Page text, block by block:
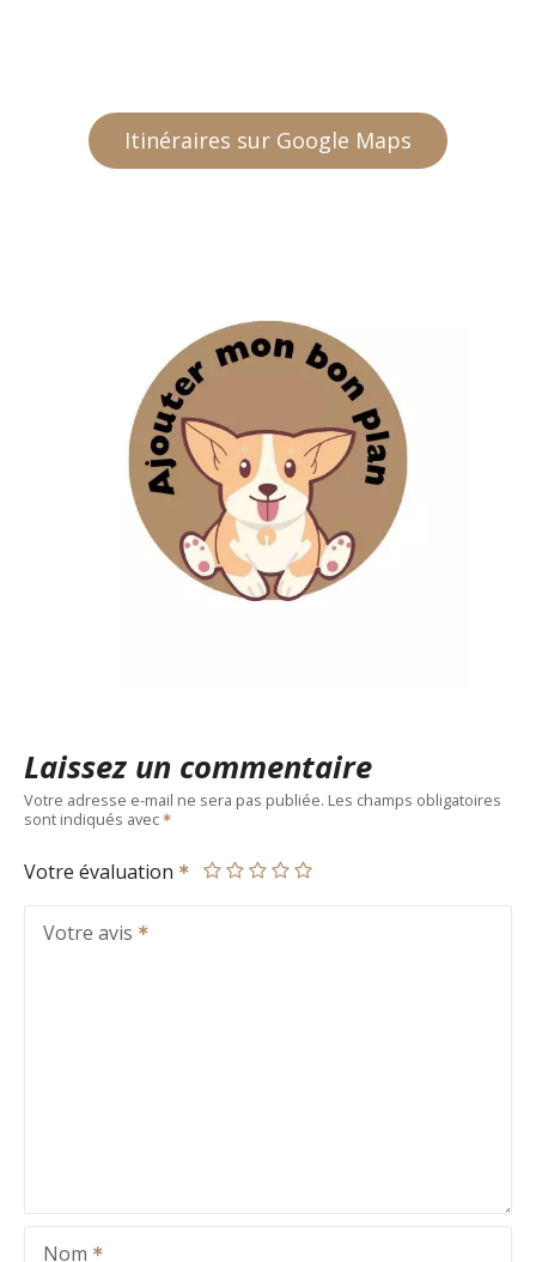
Itinéraires sur Google Maps
Laissez un commentaire
Votre adresse e-mail ne sera pas publiée. Les champs obligatoires
sont indiqués avec
Votre évaluation
Votre avis
Nom